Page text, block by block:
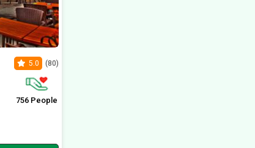
5.0 (80)
756 People